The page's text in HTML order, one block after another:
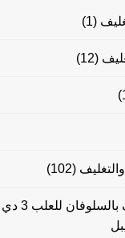
(1)
(12)
(102)
ماكينات التغليف